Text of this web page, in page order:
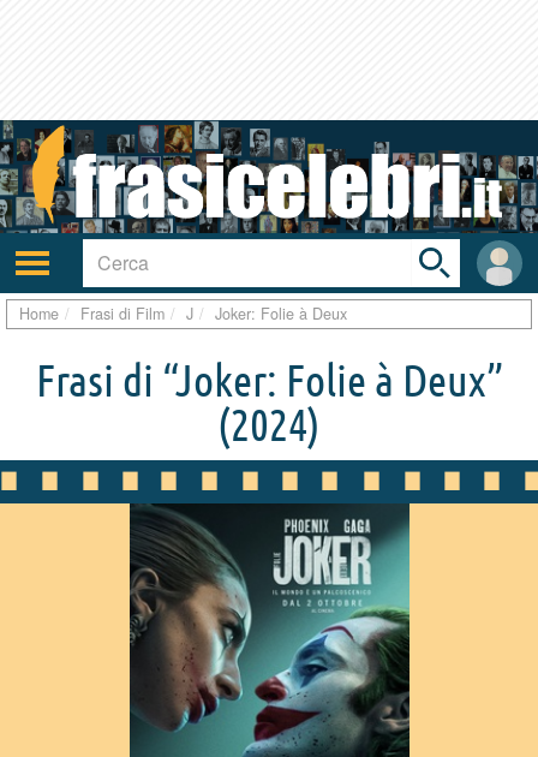
Attiva/disattiva
navigazione
User
area
Toggle
search
bar
Home Frasi di Film J Joker: Folie à Deux
Frasi di “Joker: Folie à Deux”
(2024)